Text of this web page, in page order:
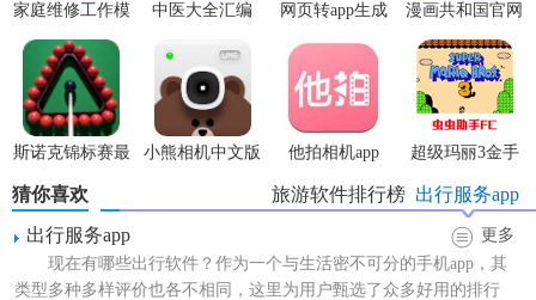
【同程旅行app服务内容】
惠低价，兑专属权益
·景点门票：全国海量景点优惠订，快速出票，支持扫码入
园，免排队。门票特惠5折起
家庭维修工作模
拟器
中医大全汇编
网页转app生成
器
(fusionapp)v2.0.0
漫画共和国官网
正版
斯诺克锦标赛最
新版
小熊相机中文版 他拍相机app
超级玛丽3金手
猜你喜欢 出行服务app
旅游软件排行榜
出行服务app
更多
现在有哪些出行软件？作为一个与生活密不可分的手机app，其
类型多种多样评价也各不相同，这里为用户甄选了众多好用的排行